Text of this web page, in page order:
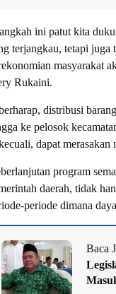
ini patut kita
terjangkau, tetapi juga
masyarakat
Rukaini.
distribusi
ke pelosok
dapat
program
daerah, tidak
periode dimana
Baca